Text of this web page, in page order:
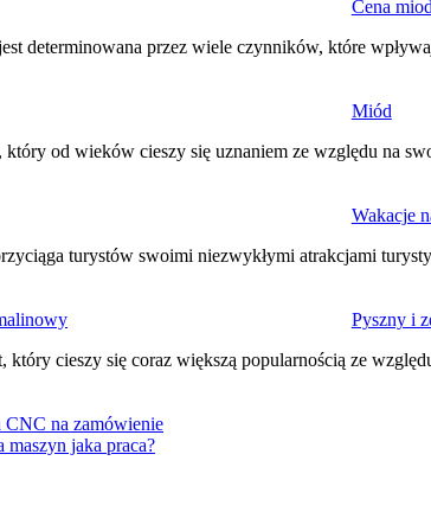
Cena
determinowana przez wiele czynników, które
Miód
od wieków cieszy się uznaniem ze względu na
Wakacje
turystów swoimi niezwykłymi atrakcjami
Pyszny i
cieszy się coraz większą popularnością ze
CNC na zamówienie
jaka praca?